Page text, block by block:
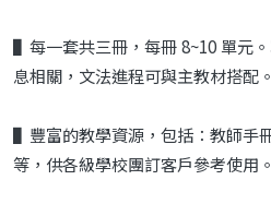
▌每一套共三冊，每冊 8~10 單元
息相關，文法進程可與主教材搭配。
▌豐富的教學資源，包括：教師手
等，供各級學校團訂客戶參考使用。